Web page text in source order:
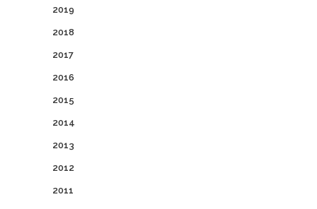
2019
2018
2017
2016
2015
2014
2013
2012
2011